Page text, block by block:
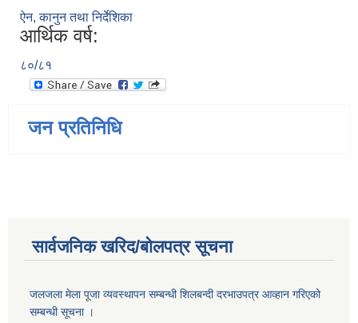
ऐन, कानुन तथा निर्देशिका
आर्थिक वर्ष:
८०/८१
जन प्रतिनिधि
सार्वजनिक खरिद/बोलपत्र सूचना
जलजला मेला पूजा व्यवस्थापन सम्बन्धी शिलबन्दी दरभाउपत्र आव्हान गरिएको
सम्बन्धी सूचना ।